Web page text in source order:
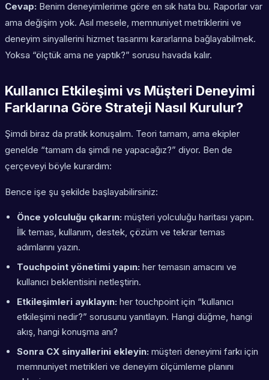
Cevap: Benim deneyimlerime göre en sık hata bu. Raporlar var
ama değişim yok. Asıl mesele, memnuniyet metriklerini ve
deneyim sinyallerini hizmet tasarımı kararlarına bağlayabilmek.
Yoksa “ölçtük ama ne yaptık?” sorusu havada kalır.
Kullanıcı Etkileşimi vs Müşteri Deneyimi
Farklarına Göre Strateji Nasıl Kurulur?
Şimdi biraz da pratik konuşalım. Teori tamam, ama ekipler
genelde “tamam da şimdi ne yapacağız?” diyor. Ben de
çerçeveyi böyle kurardım:
Bence işe şu şekilde başlayabilirsiniz:
Önce yolculuğu çıkarın: müşteri yolculuğu haritası yapın.
İlk temas, kullanım, destek, çözüm ve tekrar temas
adımlarını yazın.
Touchpoint yönetimi yapın: her temasın amacını ve
kullanıcı beklentisini netleştirin.
Etkileşimleri ayıklayın: her touchpoint için “kullanıcı
etkileşimi nedir?” sorusunu yanıtlayın. Hangi düğme, hangi
akış, hangi konuşma anı?
Sonra CX sinyallerini ekleyin: müşteri deneyimi farkı için
memnuniyet metrikleri ve deneyim ölçümleme planını